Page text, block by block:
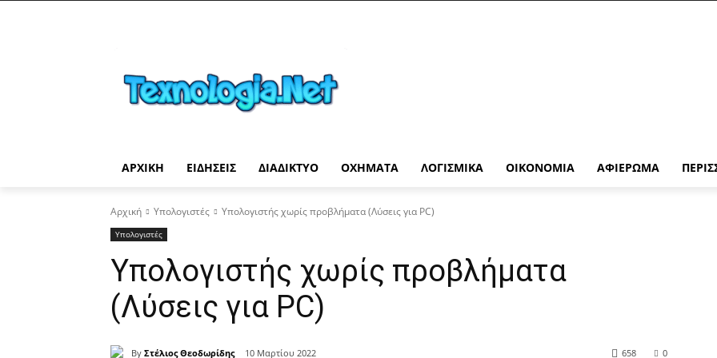
ΑΡΧΙΚΉ ΕΙΔΉΣΕΙΣ ΔΙΑΔΊΚΤΥΟ ΟΧΉΜΑΤΑ ΛΟΓΙΣΜΙΚΆ ΟΙΚΟΝΟΜΊΑ ΑΦΙΈΡΩΜΑ
Αρχική Υπολογιστές Υπολογιστής χωρίς προβλήματα (Λύσεις για PC)
Υπολογιστές
Υπολογιστής χωρίς προβλήματα
(Λύσεις για PC)
By Στέλιος Θεοδωρίδης 10 Μαρτίου 2022 0
658